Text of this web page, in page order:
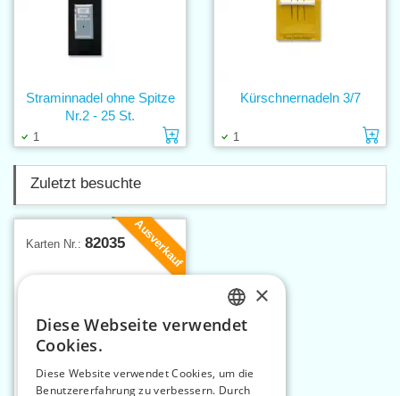
1 Einlage in den Warenkorb
Straminnadel ohne Spitze
Nr.2 - 25 St.
1
Kürschnernadeln 3/7
Zuletzt besuchte
Ausverkauf
Karten Nr.: 82035
CZECH
ENGLISH
×
Diese Webseite verwendet
Cookies.
Diese Website verwendet Cookies, um die
Benutzererfahrung zu verbessern. Durch